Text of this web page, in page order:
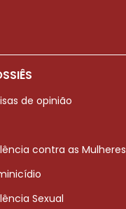
de opinião
contra as Mulheres
Sexual